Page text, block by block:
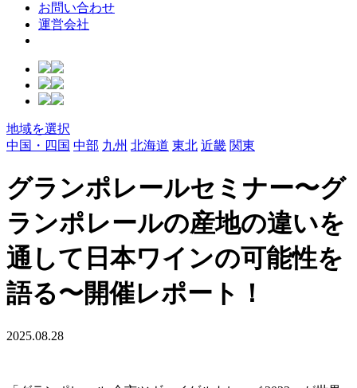
お問い合わせ
運営会社
地域を選択
中国・四国 中部 九州 北海道 東北 近畿 関東
グランポレールセミナー〜グ
ランポレールの産地の違いを
通して日本ワインの可能性を
語る〜開催レポート！
2025.08.28